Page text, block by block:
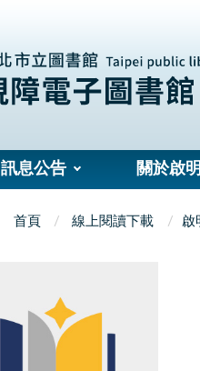
訊息公告 關於啟明
首頁 線上閱讀下載 啟